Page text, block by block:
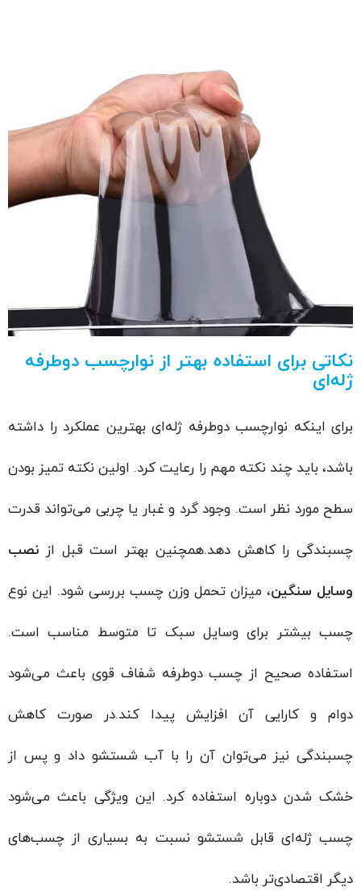
نکاتی برای استفاده بهتر از نوارچسب دوطرفه
ژله‌ای
برای اینکه نوارچسب دوطرفه ژله‌ای بهترین عملکرد را داشته
باشد، باید چند نکته مهم را رعایت کرد. اولین نکته تمیز بودن
سطح مورد نظر است. وجود گرد و غبار یا چربی می‌تواند قدرت
چسبندگی را کاهش دهد.همچنین بهتر است قبل از نصب
وسایل سنگین، میزان تحمل وزن چسب بررسی شود. این نوع
چسب بیشتر برای وسایل سبک تا متوسط مناسب است.
استفاده صحیح از چسب دوطرفه شفاف قوی باعث می‌شود
دوام و کارایی آن افزایش پیدا کند.در صورت کاهش
چسبندگی نیز می‌توان آن را با آب شستشو داد و پس از
خشک شدن دوباره استفاده کرد. این ویژگی باعث می‌شود
چسب ژله‌ای قابل شستشو نسبت به بسیاری از چسب‌های
دیگر اقتصادی‌تر باشد.